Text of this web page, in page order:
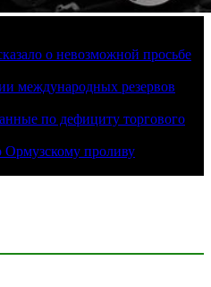
о невозможной просьбе
международных резервов
по дефициту торгового
проливу